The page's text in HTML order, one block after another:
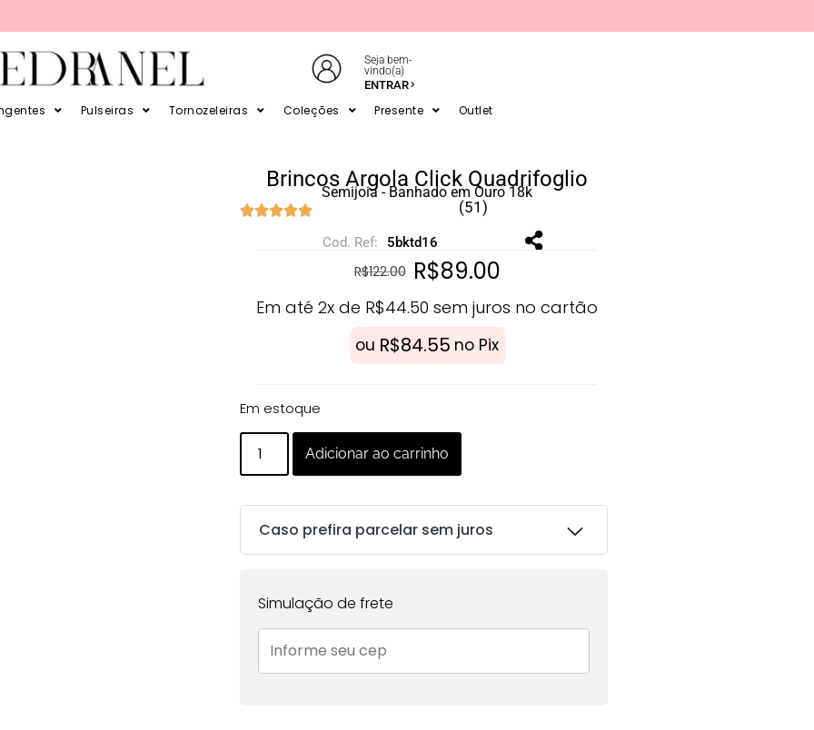
EM ATÉ 6X SEM JUROS NO CARTÃO
Seja bem-
vindo(a)
ENTRAR
Pulseiras Tornozeleiras Coleções Presente Outlet
Brincos Argola Click Quadrifoglio
Semijoia - Banhado em Ouro 18k
(51)
Cod. Ref: 5bktd16
R$122.00 R$89.00
Em até 2x de R$44.50 sem juros no cartão
ou R$84.55 no Pix
Em estoque
Adicionar ao carrinho
Caso prefira parcelar sem juros
1x deR$89.00sem
juros no cartão
R$89.00
Simulação de frete